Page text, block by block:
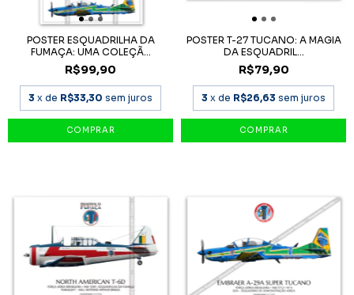
POSTER ESQUADRILHA DA
FUMAÇA: UMA COLEÇÃ...
R$99,90
3 x de R$33,30 sem juros
POSTER T-27 TUCANO: A MAGIA
DA ESQUADRIL...
R$79,90
3 x de R$26,63 sem juros